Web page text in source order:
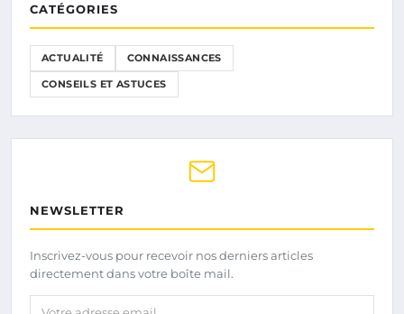
CATÉGORIES
ACTUALITÉ CONNAISSANCES
CONSEILS ET ASTUCES
NEWSLETTER
Inscrivez-vous pour recevoir nos derniers articles
directement dans votre boîte mail.
Votre adresse email